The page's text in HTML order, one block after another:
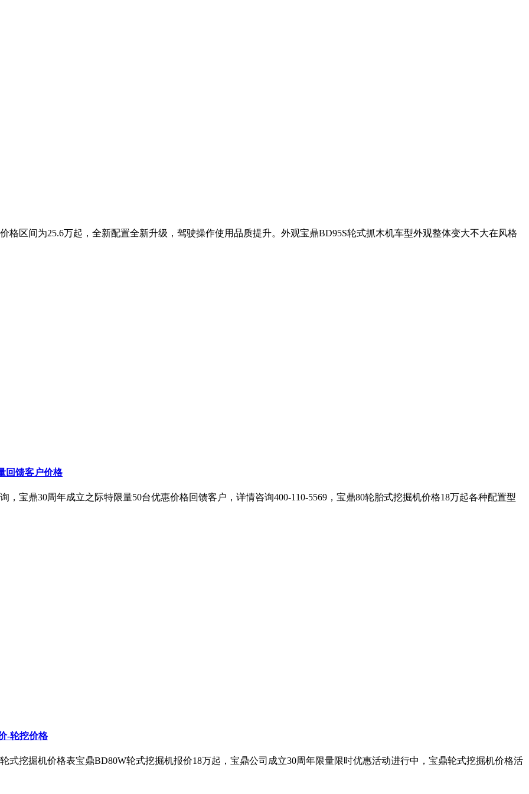
格区间为25.6万起，全新配置全新升级，驾驶操作使用品质提升。外观宝鼎BD95S轮式抓木机车型外观整体变大不大在风格
回馈客户价格
宝鼎30周年成立之际特限量50台优惠价格回馈客户，详情咨询400-110-5569，宝鼎80轮胎式挖掘机价格18万起各种配置型
-轮挖价格
式挖掘机价格表宝鼎BD80W轮式挖掘机报价18万起，宝鼎公司成立30周年限量限时优惠活动进行中，宝鼎轮式挖掘机价格活